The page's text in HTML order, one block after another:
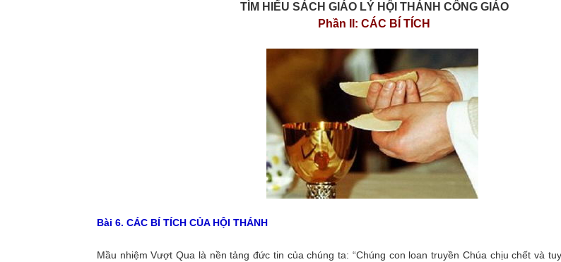
TÌM HIỂU SÁCH GIÁO LÝ HỘI THÁNH CÔNG GIÁO
Phần II: CÁC BÍ TÍCH
Bài 6. CÁC BÍ TÍCH CỦA HỘI THÁNH
Mầu nhiệm Vượt Qua là nền tảng đức tin của chúng ta: “Chúng con loan truyền Chúa chịu chết và